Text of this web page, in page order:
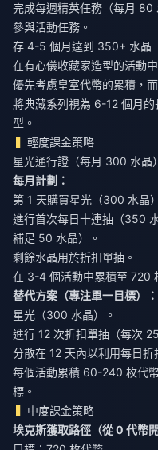
完成每週精英任務（每月 80
參與活動任務。
存 4-5 個月達到 350+ 水晶
在有心儀收藏家造型的活動中
優先考慮皇室代幣的累積，
將典藏系列視為 6-12 個月
型。
輕度課金策略
星光通行證（每月 300 水晶
每月計劃：
第 1 天購買星光（300 水晶
進行首次每日十連抽（350
補足 50 水晶）。
剩餘水晶用於折扣單抽。
在 3-4 個活動中累積至 720
替代方案（專注單一目標）：
星光（300 水晶）。
進行 12 次折扣單抽（每次
分散在 12 天內以利用每日折
每個活動累積 60-240 枚代
標。
中度課金策略
埃克斯獲取路徑（從 0 代幣